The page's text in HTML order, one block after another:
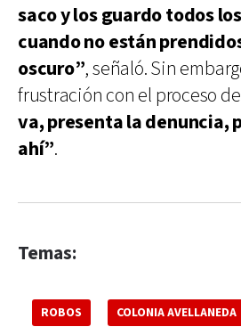
saco y los guardo todos
cuando no están
oscuro”, señaló. Sin
frustración con el proceso
va, presenta la denuncia,
ahí”.
Temas:
ROBOS COLONIA AVELLANEDA